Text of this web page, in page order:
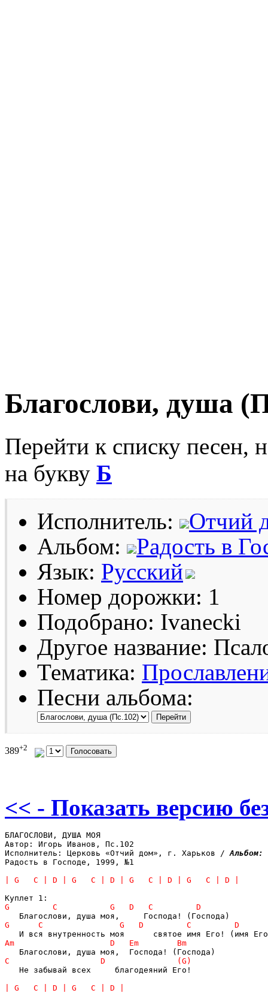
Благослови, душа
Перейти к списку песен,
на букву Б
Исполнитель:
Отчий
Альбом:
Радость в
Язык: Русский
Номер дорожки: 1
Подобрано: Ivanecki
Другое название:
Тематика:
Песни альбома:
389+2
<< - Показать версию
БЛАГОСЛОВИ, ДУША МОЯ
Автор: Игорь Иванов, Пс.102
Исполнитель: Церковь «Отчий дом», г. Харьков / Альбом:
Радость в Господе, 1999, №1
   Не забывай всех     благодеяний Его!